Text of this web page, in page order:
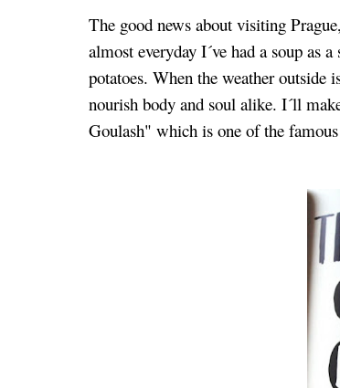
The good news about visiting
almost everyday I´ve had a soup as
potatoes. When the weather outside
nourish body and soul alike. I´ll
Goulash" which is one of the